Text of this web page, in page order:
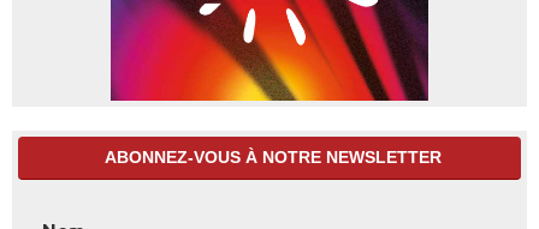
ABONNEZ-VOUS À NOTRE NEWSLETTER